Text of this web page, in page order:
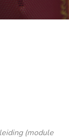
(module